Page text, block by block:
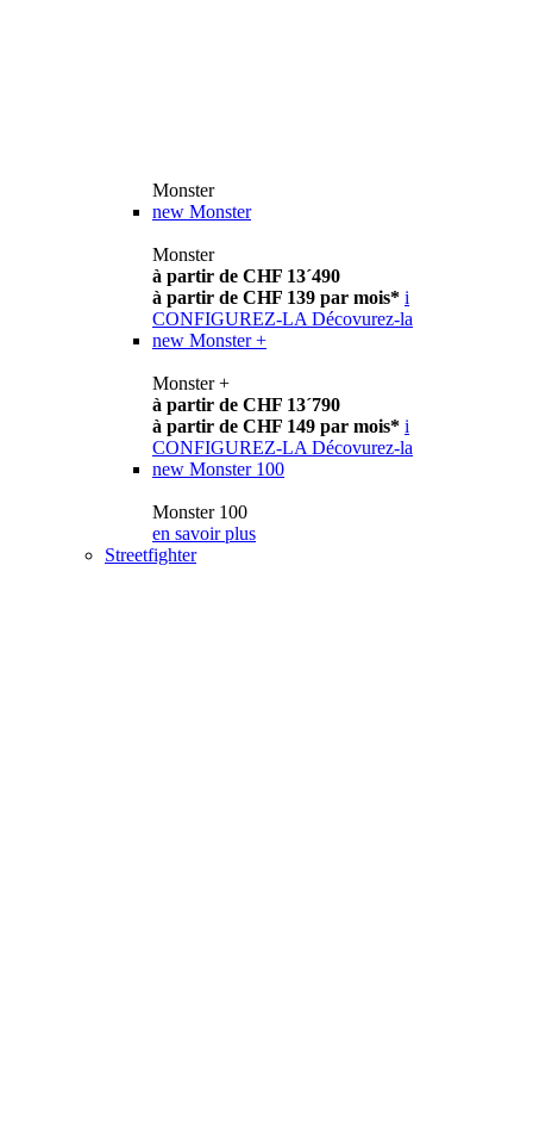
Monster
new Monster
Monster
à partir de CHF 13´490
à partir de CHF 139 par mois* i
CONFIGUREZ-LA Décovurez-la
new Monster +
Monster +
à partir de CHF 13´790
à partir de CHF 149 par mois* i
CONFIGUREZ-LA Décovurez-la
new Monster 100
Monster 100
en savoir plus
Streetfighter